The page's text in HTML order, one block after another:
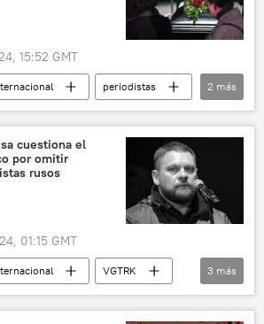
15:52 GMT
periodistas
de conflicto
2 más
cuestiona el
por omitir
rusos
01:15 GMT
VGTRK
sociedad
3 más